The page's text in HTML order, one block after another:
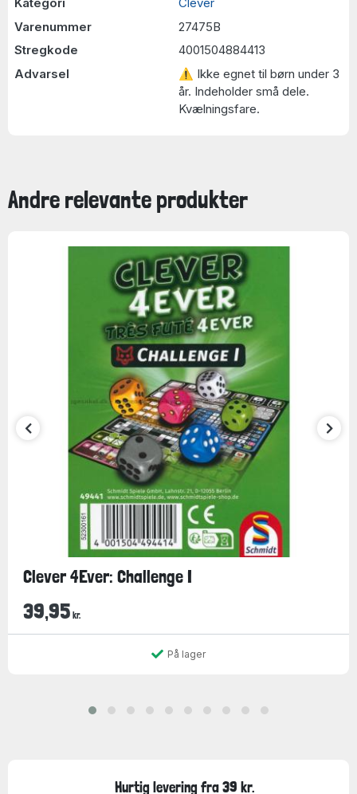
Varenummer
27475B
Stregkode
4001504884413
Advarsel
⚠ Ikke egnet til børn under 3
år. Indeholder små dele.
Kvælningsfare.
Andre relevante produkter
Clever 4Ever: Challenge I
39,95 kr.
På lager
Hurtig levering fra 39 kr.